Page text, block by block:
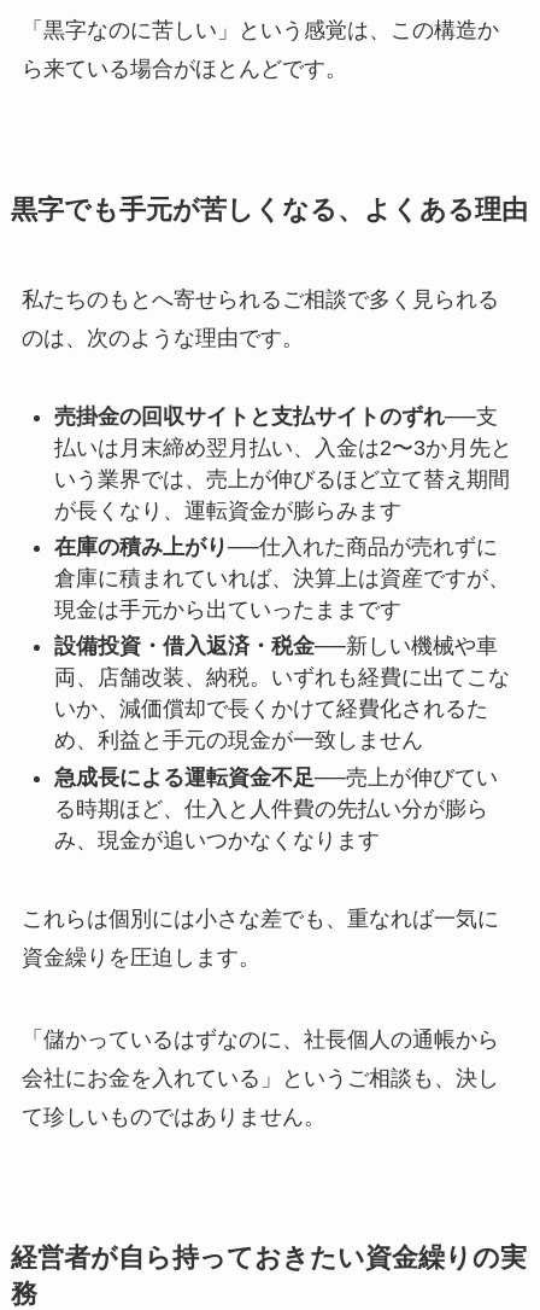
「黒字なのに苦しい」という感覚は、この構造か
ら来ている場合がほとんどです。
黒字でも手元が苦しくなる、よくある理由
私たちのもとへ寄せられるご相談で多く見られる
のは、次のような理由です。
売掛金の回収サイトと支払サイトのずれ──支
払いは月末締め翌月払い、入金は2〜3か月先と
いう業界では、売上が伸びるほど立て替え期間
が長くなり、運転資金が膨らみます
在庫の積み上がり──仕入れた商品が売れずに
倉庫に積まれていれば、決算上は資産ですが、
現金は手元から出ていったままです
設備投資・借入返済・税金──新しい機械や車
両、店舗改装、納税。いずれも経費に出てこな
いか、減価償却で長くかけて経費化されるた
め、利益と手元の現金が一致しません
急成長による運転資金不足──売上が伸びてい
る時期ほど、仕入と人件費の先払い分が膨ら
み、現金が追いつかなくなります
これらは個別には小さな差でも、重なれば一気に
資金繰りを圧迫します。
「儲かっているはずなのに、社長個人の通帳から
会社にお金を入れている」というご相談も、決し
て珍しいものではありません。
経営者が自ら持っておきたい資金繰りの実
務